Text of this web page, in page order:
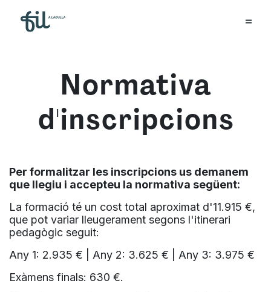
Normativa
d'inscripcions
Per formalitzar les inscripcions us demanem
que llegiu i accepteu la normativa següent:
La formació té un cost total aproximat d'11.915 €,
que pot variar lleugerament segons l'itinerari
pedagògic seguit:
Any 1: 2.935 € | Any 2: 3.625 € | Any 3: 3.975 €
Exàmens finals: 630 €.